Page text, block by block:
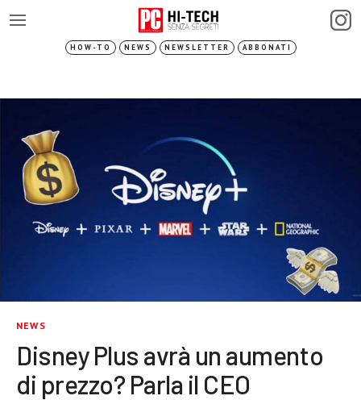
HOW-TO NEWS NEWSLETTER ABBONATI
NEWS
Disney Plus avrà un aumento
di prezzo? Parla il CEO